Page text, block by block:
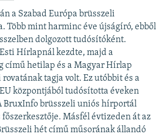
a Szabad Európa brüsszeli
Több mint harminc éve újságíró, ebből
dolgozott tudósítóként.
Hírlapnál kezdte, majd a
című hetilap és a Magyar Hírlap
tagja volt. Ez utóbbit és a
központjából tudósította éveken
BruxInfo brüsszeli uniós hírportál
Másfél évtizeden át az
hét című műsorának állandó